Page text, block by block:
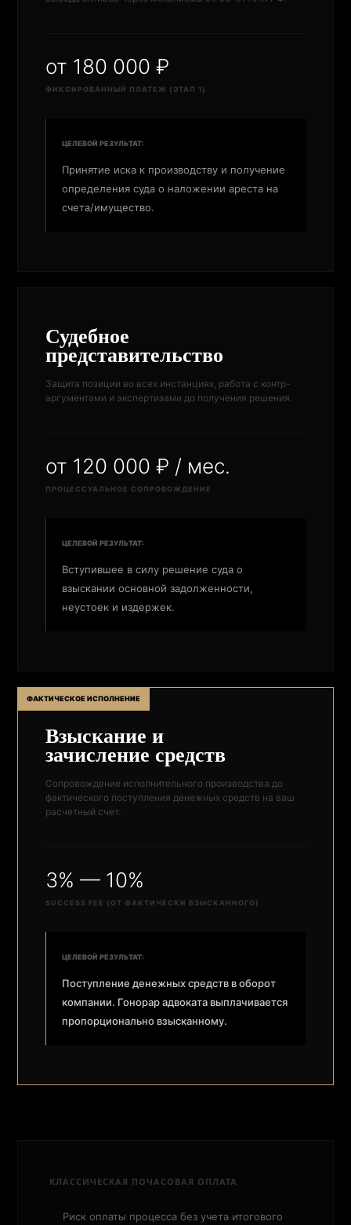
от 180 000 ₽
ФИКСИРОВАННЫЙ ПЛАТЕЖ (ЭТАП 1)
ЦЕЛЕВОЙ РЕЗУЛЬТАТ:
Принятие иска к производству и получение
определения суда о наложении ареста на
счета/имущество.
Судебное
представительство
Защита позиции во всех инстанциях, работа с контр-
аргументами и экспертизами до получения решения.
от 120 000 ₽ / мес.
ПРОЦЕССУАЛЬНОЕ СОПРОВОЖДЕНИЕ
ЦЕЛЕВОЙ РЕЗУЛЬТАТ:
Вступившее в силу решение суда о
взыскании основной задолженности,
неустоек и издержек.
ФАКТИЧЕСКОЕ ИСПОЛНЕНИЕ
Взыскание и
зачисление средств
Сопровождение исполнительного производства до
фактического поступления денежных средств на ваш
расчетный счет.
3% — 10%
SUCCESS FEE (ОТ ФАКТИЧЕСКИ ВЗЫСКАННОГО)
ЦЕЛЕВОЙ РЕЗУЛЬТАТ:
Поступление денежных средств в оборот
компании. Гонорар адвоката выплачивается
пропорционально взысканному.
КЛАССИЧЕСКАЯ ПОЧАСОВАЯ ОПЛАТА
Риск оплаты процесса без учета итогового